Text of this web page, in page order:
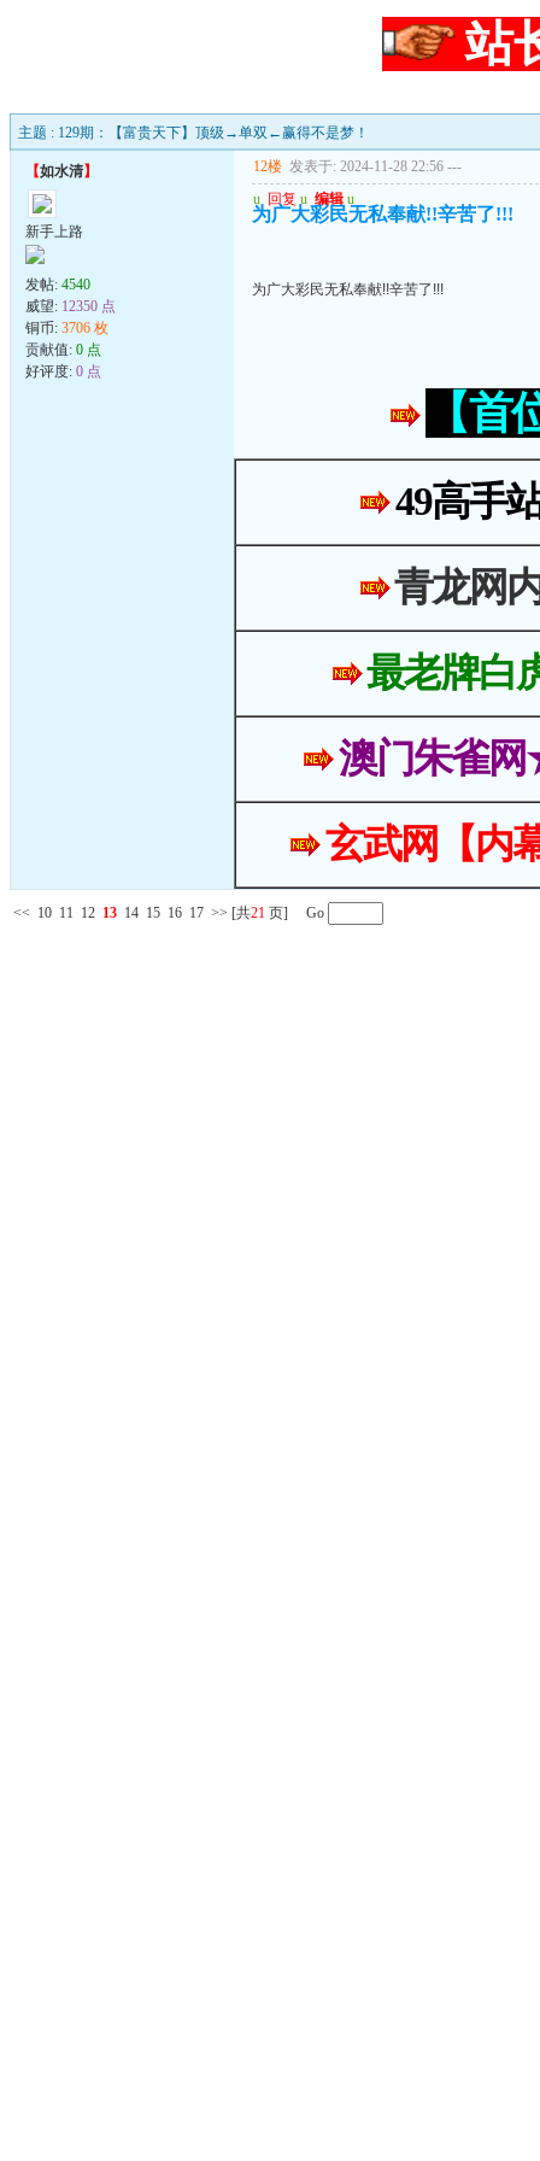
站
主题 : 129期：【富贵天下】顶级→单双←赢得不是梦！
【如水清】
新手上路
发帖: 4540
威望: 12350 点
铜币: 3706 枚
贡献值: 0 点
好评度: 0 点
12楼 发表于: 2024-11-28 22:56 ---
u 回复 u 编辑 u
为广大彩民无私奉献!!辛苦了!!!
为广大彩民无私奉献!!辛苦了!!!
【
49高手
青龙网
最老牌白
澳门朱雀
玄武网【内
<< 10 11 12 13 14 15 16 17 >> [共21 页] Go